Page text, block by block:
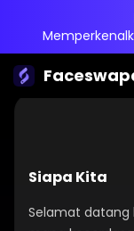
Siapa Kita
Selamat datang